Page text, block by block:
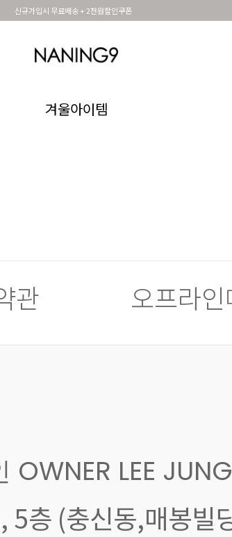
신규가입시 무료배송 + 2천원할인쿠폰
PANTS 세트아이템
겨울아이템
관 오프라
LEE
5층 (충신동,매봉빌